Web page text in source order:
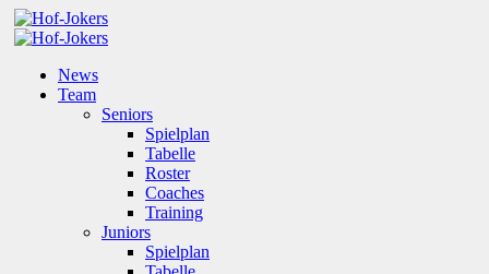
News
Team
Seniors
Spielplan
Tabelle
Roster
Coaches
Training
Juniors
Spielplan